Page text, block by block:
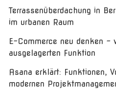
Terrassenüberdachung in
im urbanen Raum
E-Commerce neu denken –
ausgelagerten Funktion
Asana erklärt: Funktionen,
modernen